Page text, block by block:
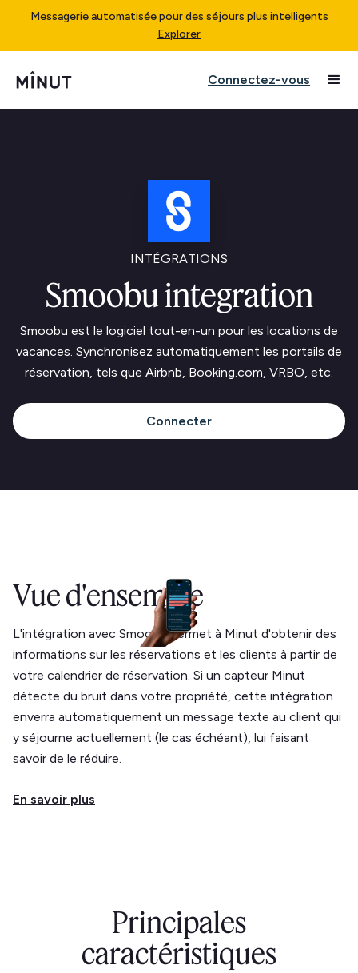
Messagerie automatisée pour des séjours plus intelligents
Explorer
Connectez-vous
INTÉGRATIONS
Smoobu integration
Smoobu est le logiciel tout-en-un pour les locations de
vacances. Synchronisez automatiquement les portails de
réservation, tels que Airbnb, Booking.com, VRBO, etc.
Connecter
Vue d'ensemble
L'intégration avec Smoobu permet à Minut d'obtenir des
informations sur les réservations et les clients à partir de
votre calendrier de réservation. Si un capteur Minut
détecte du bruit dans votre propriété, cette intégration
enverra automatiquement un message texte au client qui
y séjourne actuellement (le cas échéant), lui faisant
savoir de le réduire.
En savoir plus
Principales
caractéristiques